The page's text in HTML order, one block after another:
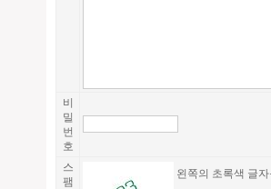
비
밀
번
호
스
팸
왼쪽의 초록색 글